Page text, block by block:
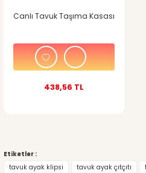
Canlı Tavuk Taşıma Kasası
438,56 TL
Etiketler :
tavuk ayak klipsi
tavuk ayak çıtçıtı